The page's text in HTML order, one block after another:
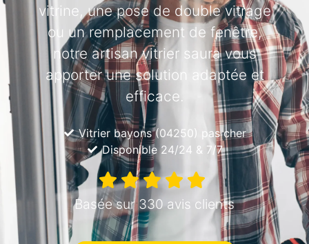
vitrine, une pose de double vitrage
ou un remplacement de fenêtre,
notre artisan vitrier saura vous
apporter une solution adaptée et
efficace.
Vitrier bayons (04250) pas cher
Disponible 24/24 & 7/7
Basée sur 330 avis clients